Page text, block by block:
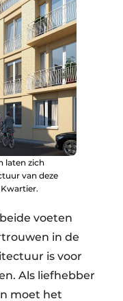
laten zich
van deze
voeten
in de
is voor
Als liefhebber
moet het